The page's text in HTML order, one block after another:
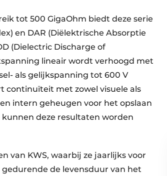
tot 500 GigaOhm biedt deze serie
en DAR (Diëlektrische Absorptie
(Dielectric Discharge of
lineair wordt verhoogd met
als gelijkspanning tot 600 V
continuïteit met zowel visuele als
intern geheugen voor het opslaan
deze resultaten worden
van KWS, waarbij ze jaarlijks voor
de levensduur van het